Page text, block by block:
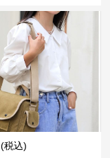
(税込)